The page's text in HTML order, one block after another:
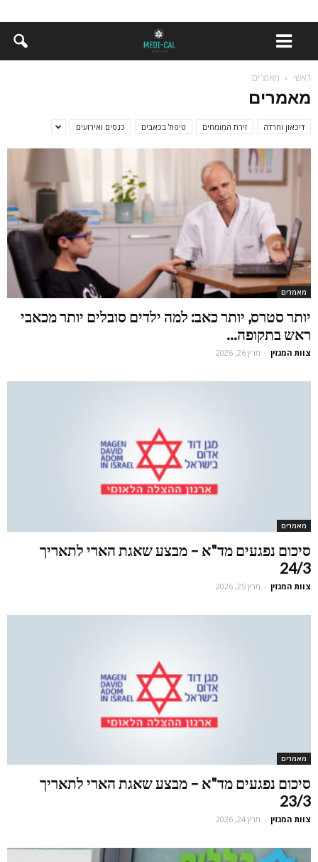
ראשי מאמרים
מאמרים
דיכאון וחרדה זירת המומחים טיפול בכאבים כנסים ואירועים
מאמרים
יותר סטרס, יותר כאב: למה ילדים סובלים יותר מכאבי
ראש בתקופה...
צוות המגזין - מרץ 26, 2026
מאמרים
סיכום נפגעים מד"א – מבצע שאגת הארי לתאריך
24/3
צוות המגזין - מרץ 25, 2026
מאמרים
סיכום נפגעים מד"א – מבצע שאגת הארי לתאריך
23/3
צוות המגזין - מרץ 24, 2026